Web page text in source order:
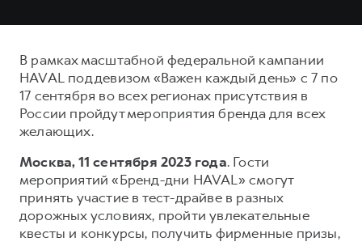
от 2 899 000 ₽ от 3 599 000 ₽
POER
от 3 449 000 ₽
Кредитный калькулятор
Кредит
КОРПОРАТИВНЫМ КЛИЕНТАМ
Для малого бизнеса
Корпоративным клиентам
Крупным корпоративным клиентам
Система управления автопарком
Электронный ПТС
ПОДДЕРЖКА
GWM Безопасность
Гарантия HAVAL
Мобильное приложение GWM
Программа «HAVAL Защита+»
Руководства по эксплуатации
Подписки
В рамках масштабной федеральной кампании
HAVAL под девизом «Важен каждый день» с 7 по
17 сентября во всех регионах присутствия в
России пройдут мероприятия бренда для всех
желающих.
Москва, 11 сентября 2023 года. Гости
мероприятий «Бренд-дни HAVAL» смогут
принять участие в тест-драйве в разных
дорожных условиях, пройти увлекательные
квесты и конкурсы, получить фирменные призы,